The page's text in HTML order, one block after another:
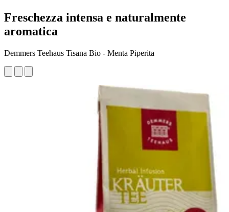
Freschezza intensa e naturalmente
aromatica
Demmers Teehaus Tisana Bio - Menta Piperita